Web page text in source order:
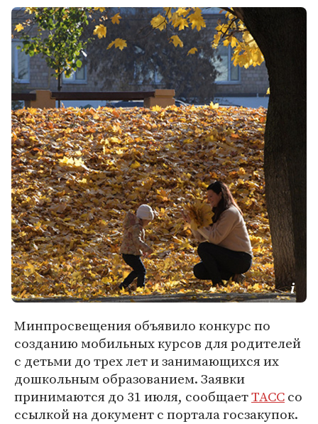
Минпросвещения объявило конкурс по
созданию мобильных курсов для родителей
с детьми до трех лет и занимающихся их
дошкольным образованием. Заявки
принимаются до 31 июля, сообщаетТАССсо
ссылкой на документ с портала госзакупок.